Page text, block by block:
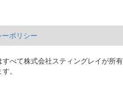
ーポリシー
べて株式会社スティングレイが所有
。